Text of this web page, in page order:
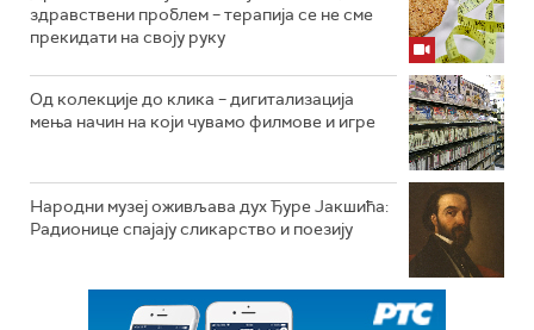
здравствени проблем – терапија се не сме
прекидати на своју руку
Од колекције до клика – дигитализација
мења начин на који чувамо филмове и игре
Народни музеј оживљава дух Ђуре Јакшића:
Радионице спајају сликарство и поезију